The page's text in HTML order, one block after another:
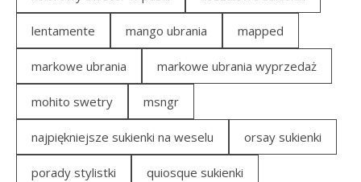
lentamente mango ubrania mapped
markowe ubrania markowe ubrania wyprzedaż
mohito swetry msngr
najpiękniejsze sukienki na weselu orsay sukienki
porady stylistki quiosque sukienki